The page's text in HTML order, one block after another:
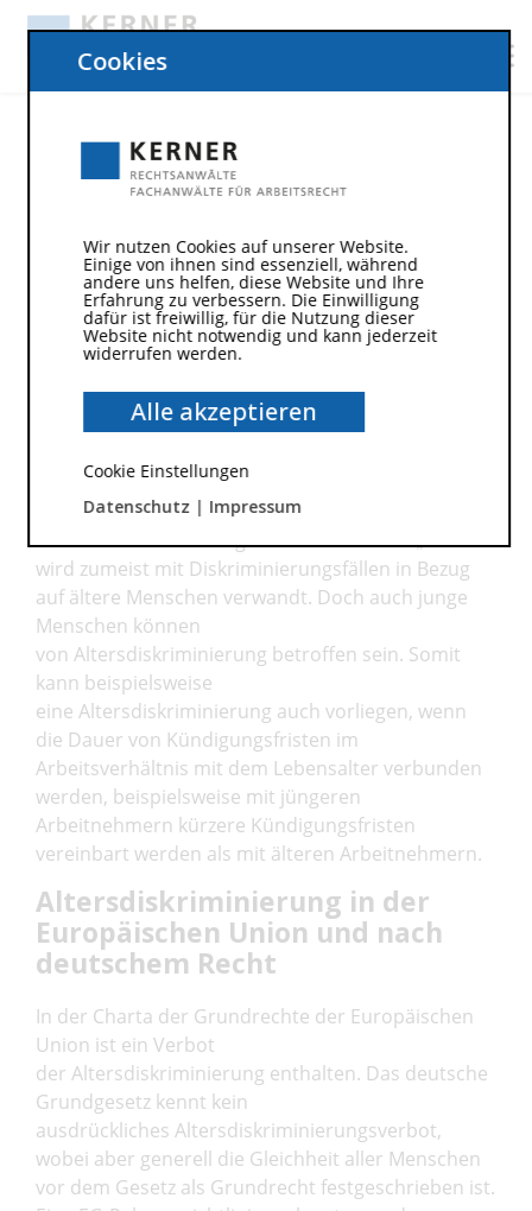
AltersdiskriminierungbeiBefristungbesser
verstehen zu können, sind im Folgenden zuerst die
Begriffe kurz separat erklärt und anschließend wird
der Sachverhalt erläutert.
Begriff Altersdiskriminierung
eine soziale oder ökonomische Benachteiligung
allein aufgrund des Lebensalters eines
Arbeitnehmers zur Folge haben. Das Wort „Alter“
wird zumeist mit Diskriminierungsfällen in Bezug
auf ältere Menschen verwandt. Doch auch junge
Menschen können
von Altersdiskriminierung betroffen sein. Somit
kann beispielsweise
eine Altersdiskriminierung auch vorliegen, wenn
die Dauer von Kündigungsfristen im
Arbeitsverhältnis mit dem Lebensalter verbunden
werden, beispielsweise mit jüngeren
Arbeitnehmern kürzere Kündigungsfristen
vereinbart werden als mit älteren Arbeitnehmern.
Altersdiskriminierung in der
Europäischen Union und nach
deutschem Recht
In der Charta der Grundrechte der Europäischen
Union ist ein Verbot
der Altersdiskriminierung enthalten. Das deutsche
Grundgesetz kennt kein
ausdrückliches Altersdiskriminierungsverbot,
wobei aber generell die Gleichheit aller Menschen
vor dem Gesetz als Grundrecht festgeschrieben ist.
Cookies
Wir nutzen Cookies auf unserer Website.
Einige von ihnen sind essenziell, während
andere uns helfen, diese Website und Ihre
Erfahrung zu verbessern. Die Einwilligung
dafür ist freiwillig, für die Nutzung dieser
Website nicht notwendig und kann jederzeit
widerrufen werden.
Alle akzeptieren
Cookie Einstellungen
Datenschutz| Impressum